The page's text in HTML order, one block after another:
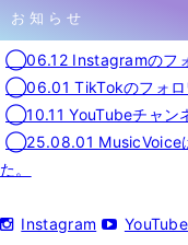
お知らせ
◯06.12 Instagramのフォ
◯06.01 TikTokのフォロ
◯10.11 YouTubeチャン
◯25.08.01 MusicVoice
た。
Instagram YouTube